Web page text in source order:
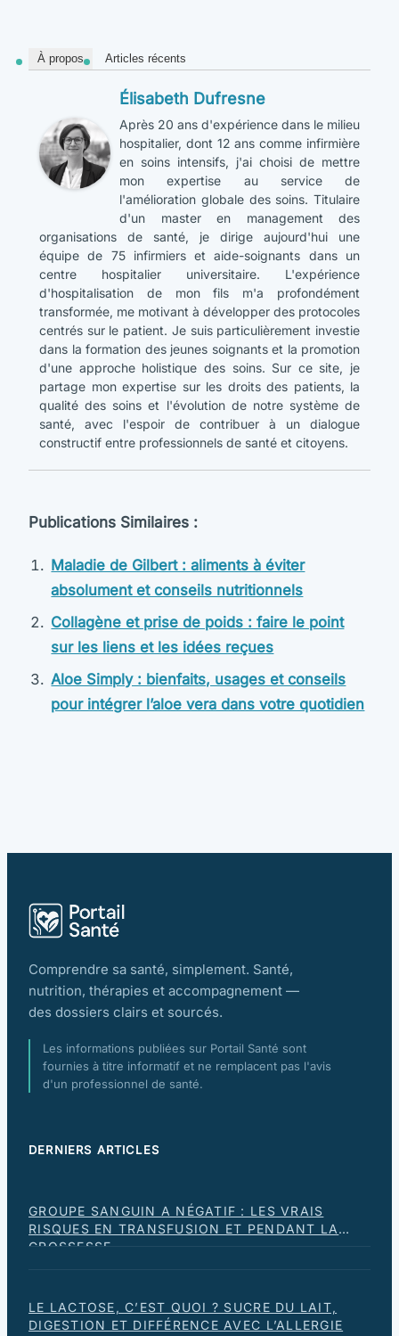
À propos Articles récents
Élisabeth Dufresne
Après 20 ans d'expérience dans le milieu
hospitalier, dont 12 ans comme infirmière
en soins intensifs, j'ai choisi de mettre
mon expertise au service de
l'amélioration globale des soins. Titulaire
d'un master en management des
organisations de santé, je dirige aujourd'hui une
équipe de 75 infirmiers et aide-soignants dans un
centre hospitalier universitaire. L'expérience
d'hospitalisation de mon fils m'a profondément
transformée, me motivant à développer des protocoles
centrés sur le patient. Je suis particulièrement investie
dans la formation des jeunes soignants et la promotion
d'une approche holistique des soins. Sur ce site, je
partage mon expertise sur les droits des patients, la
qualité des soins et l'évolution de notre système de
santé, avec l'espoir de contribuer à un dialogue
constructif entre professionnels de santé et citoyens.
Publications Similaires :
Maladie de Gilbert : aliments à éviter
absolument et conseils nutritionnels
Collagène et prise de poids : faire le point
sur les liens et les idées reçues
Aloe Simply : bienfaits, usages et conseils
pour intégrer l’aloe vera dans votre quotidien
Comprendre sa santé, simplement. Santé,
nutrition, thérapies et accompagnement —
des dossiers clairs et sourcés.
Les informations publiées sur Portail Santé sont
fournies à titre informatif et ne remplacent pas l'avis
d'un professionnel de santé.
DERNIERS ARTICLES
GROUPE SANGUIN A NÉGATIF : LES VRAIS
RISQUES EN TRANSFUSION ET PENDANT LA
GROSSESSE
LE LACTOSE, C’EST QUOI ? SUCRE DU LAIT,
DIGESTION ET DIFFÉRENCE AVEC L’ALLERGIE